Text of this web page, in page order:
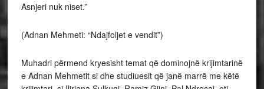
Asnjeri nuk niset.”
(Adnan Mehmeti: “Ndajfoljet e vendit”)
Muhadri përmend kryesisht temat që dominojnë krijimtarinë
e Adnan Mehmetit si dhe studiuesit që janë marrë me këtë